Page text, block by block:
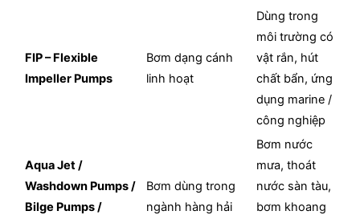
FIP – Flexible
Impeller Pumps
Bơm dạng cánh
linh hoạt
Dùng trong
môi trường có
vật rắn, hút
chất bẩn, ứng
dụng marine /
công nghiệp
Aqua Jet /
Washdown Pumps /
Bilge Pumps /
Bơm dùng trong
ngành hàng hải
Bơm nước
mưa, thoát
nước sàn tàu,
bơm khoang